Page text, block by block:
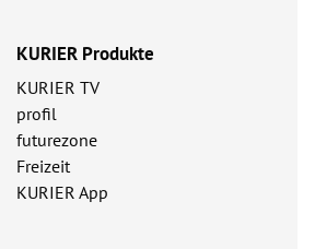
KURIER Produkte
KURIER TV
profil
futurezone
Freizeit
KURIER App